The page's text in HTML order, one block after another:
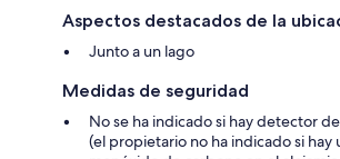
Aspectos destacados de la
Junto a un lago
Medidas de seguridad
No se ha indicado si hay detector
(el propietario no ha indicado si